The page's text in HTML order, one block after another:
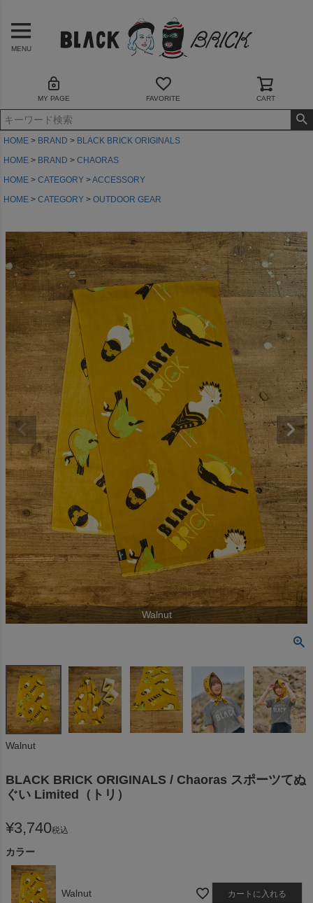
MENU
MY PAGE FAVORITE CART
HOME BRAND
BLACK BRICK ORIGINALS
HOME
BRAND
CHAORAS
HOME
CATEGORY
ACCESSORY
HOME
CATEGORY OUTDOOR GEAR
Walnut
Walnut
BLACK BRICK ORIGINALS / Chaoras スポーツてぬ
ぐい Limited（トリ）
¥3,740税込
カラー
Walnut カートに入れる